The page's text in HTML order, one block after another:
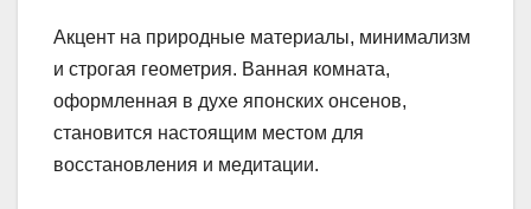
Акцент на природные материалы, минимализм
и строгая геометрия. Ванная комната,
оформленная в духе японских онсенов,
становится настоящим местом для
восстановления и медитации.